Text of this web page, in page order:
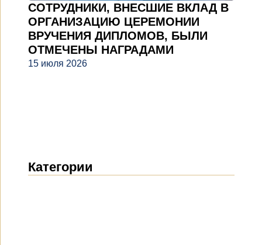
СОТРУДНИКИ, ВНЕСШИЕ ВКЛАД В
ОРГАНИЗАЦИЮ ЦЕРЕМОНИИ
ВРУЧЕНИЯ ДИПЛОМОВ, БЫЛИ
ОТМЕЧЕНЫ НАГРАДАМИ
15 июля 2026
Категории